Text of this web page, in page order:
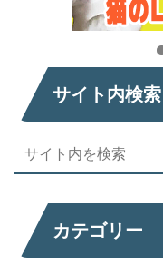
サイト内検索
カテゴリー